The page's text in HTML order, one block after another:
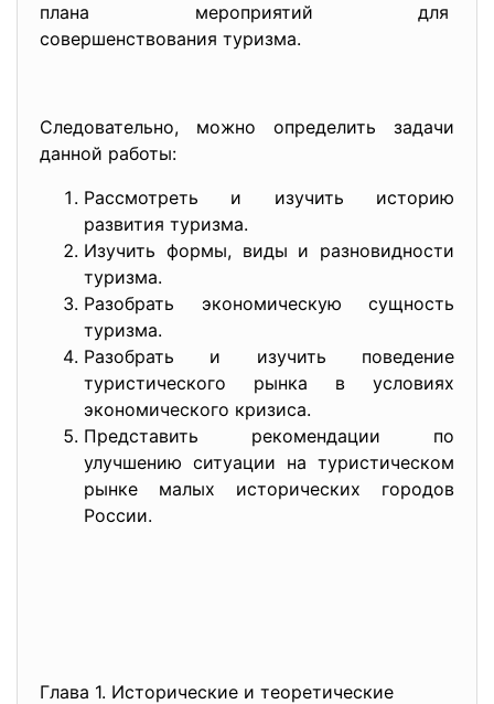
плана мероприятий для
совершенствования туризма.
Следовательно, можно определить задачи
данной работы:
Рассмотреть и изучить историю
развития туризма.
Изучить формы, виды и разновидности
туризма.
Разобрать экономическую сущность
туризма.
Разобрать и изучить поведение
туристического рынка в условиях
экономического кризиса.
Представить рекомендации по
улучшению ситуации на туристическом
рынке малых исторических городов
России.
Глава 1. Исторические и теоретические